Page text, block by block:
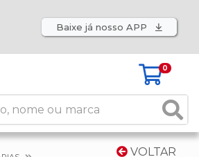
Baixe já nosso APP
0
VOLTAR